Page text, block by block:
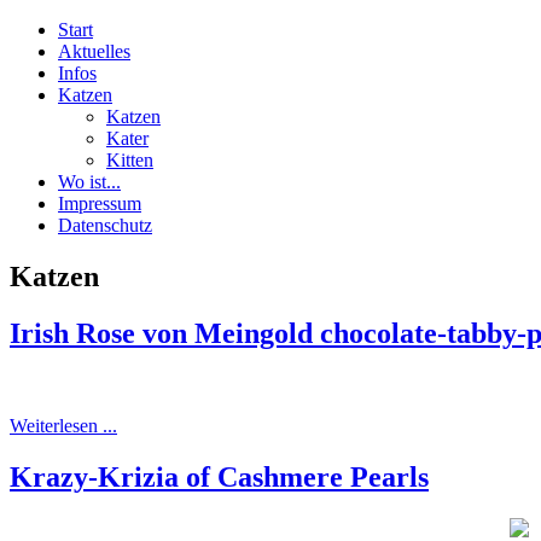
Start
Aktuelles
Infos
Katzen
Katzen
Kater
Kitten
Wo ist...
Impressum
Datenschutz
Katzen
Irish Rose von Meingold chocolate-tabby-
Weiterlesen ...
Krazy-Krizia of Cashmere Pearls